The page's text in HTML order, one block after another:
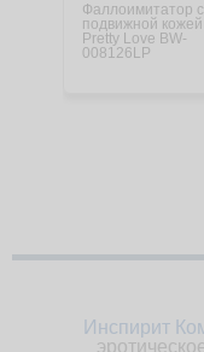
Фаллоимитатор с
подвижной кожей
Pretty Love BW-
008126LP
Инспирит